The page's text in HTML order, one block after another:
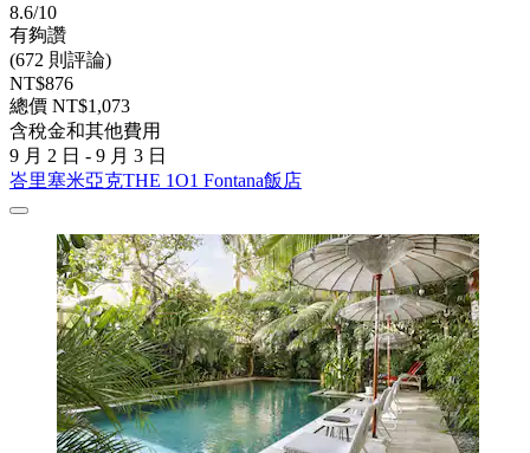
8.6/10
有夠讚
(672 則評論)
NT$876
總價 NT$1,073
含稅金和其他費用
9 月 2 日 - 9 月 3 日
峇里塞米亞克THE 1O1 Fontana飯店